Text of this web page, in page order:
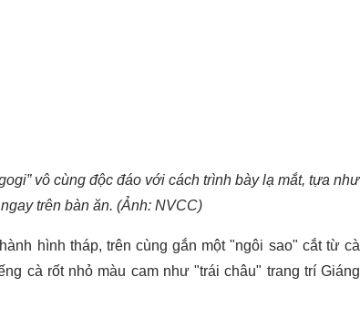
vô cùng độc đáo với cách trình bày lạ mắt, tựa như
trên bàn ăn. (Ảnh: NVCC)
hình tháp, trên cùng gắn một "ngôi sao" cắt từ cà
cà rốt nhỏ màu cam như "trái châu" trang trí Giáng